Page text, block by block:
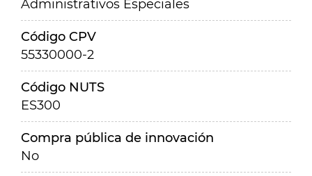
Administrativos Especiales
Código CPV
55330000-2
Código NUTS
ES300
Compra pública de innovación
No